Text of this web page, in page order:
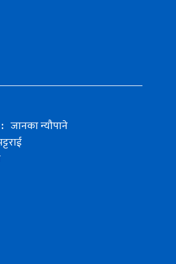
जानका न्यौपाने